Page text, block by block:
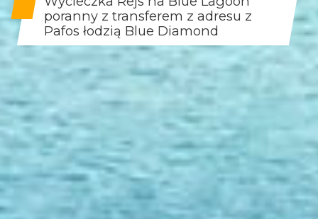
poranny z transferem z adresu z
Pafos łodzią Blue Diamond